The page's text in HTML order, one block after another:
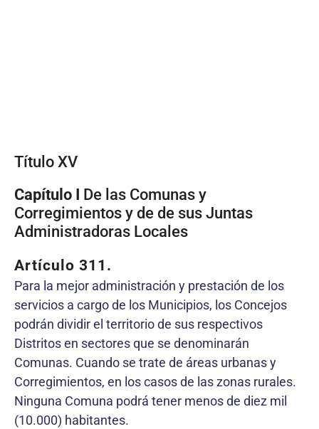
Título XV
Capítulo I De las Comunas y
Corregimientos y de de sus Juntas
Administradoras Locales
Artículo 311.
Para la mejor administración y prestación de los
servicios a cargo de los Municipios, los Concejos
podrán dividir el territorio de sus respectivos
Distritos en sectores que se denominarán
Comunas. Cuando se trate de áreas urbanas y
Corregimientos, en los casos de las zonas rurales.
Ninguna Comuna podrá tener menos de diez mil
(10.000) habitantes.